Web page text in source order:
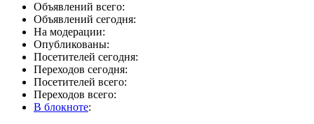
Объявлений всего:
Объявлений сегодня:
На модерации:
Опубликованы:
Посетителей сегодня:
Переходов сегодня:
Посетителей всего:
Переходов всего:
В блокноте: